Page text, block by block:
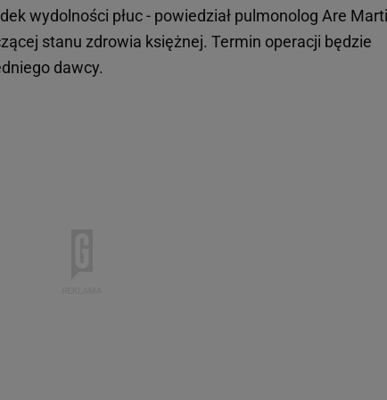
wydolności płuc - powiedział pulmonolog Are
stanu zdrowia księżnej. Termin operacji będzie
dawcy.